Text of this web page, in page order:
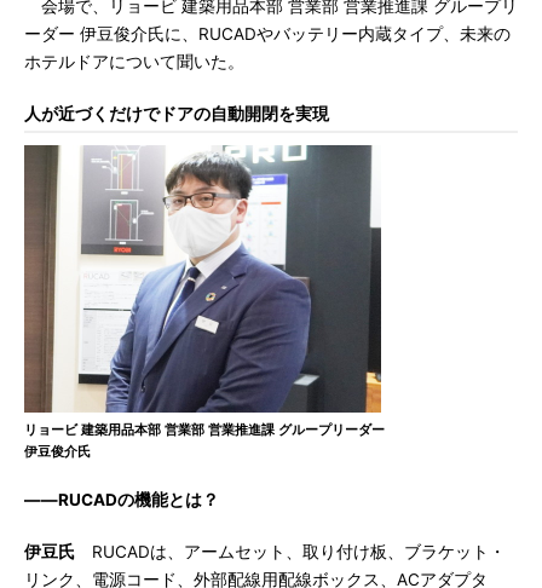
会場で、リョービ 建築用品本部 営業部 営業推進課 グループリ
ーダー 伊豆俊介氏に、RUCADやバッテリー内蔵タイプ、未来の
ホテルドアについて聞いた。
人が近づくだけでドアの自動開閉を実現
リョービ 建築用品本部 営業部 営業推進課 グループリーダー
伊豆俊介氏
――RUCADの機能とは？
伊豆氏 RUCADは、アームセット、取り付け板、ブラケット・
リンク、電源コード、外部配線用配線ボックス、ACアダプタ